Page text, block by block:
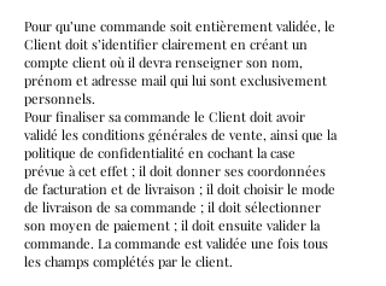
Pour qu’une commande soit entièrement validée, le
Client doit s’identifier clairement en créant un
compte client où il devra renseigner son nom,
prénom et adresse mail qui lui sont exclusivement
personnels.
Pour finaliser sa commande le Client doit avoir
validé les conditions générales de vente, ainsi que la
politique de confidentialité en cochant la case
prévue à cet effet ; il doit donner ses coordonnées
de facturation et de livraison ; il doit choisir le mode
de livraison de sa commande ; il doit sélectionner
son moyen de paiement ; il doit ensuite valider la
commande. La commande est validée une fois tous
les champs complétés par le client.